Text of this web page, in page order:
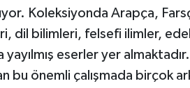
Koleksiyonda Arapça,
dil bilimleri, felsefi ilimler,
eserler yer
bu önemli çalışmada birçok